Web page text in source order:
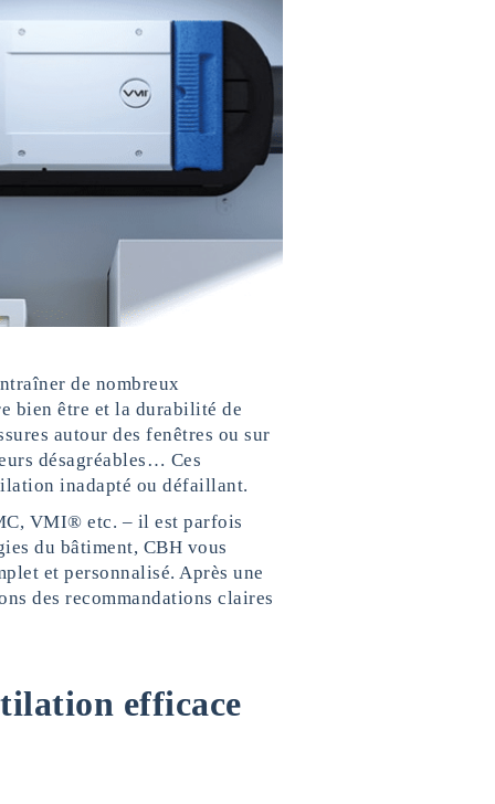
de nombreux
bien être et la durabilité de
autour des fenêtres ou sur
désagréables… Ces
inadapté ou défaillant.
VMI® etc. – il est parfois
du bâtiment, CBH vous
et personnalisé. Après une
des recommandations claires
efficace